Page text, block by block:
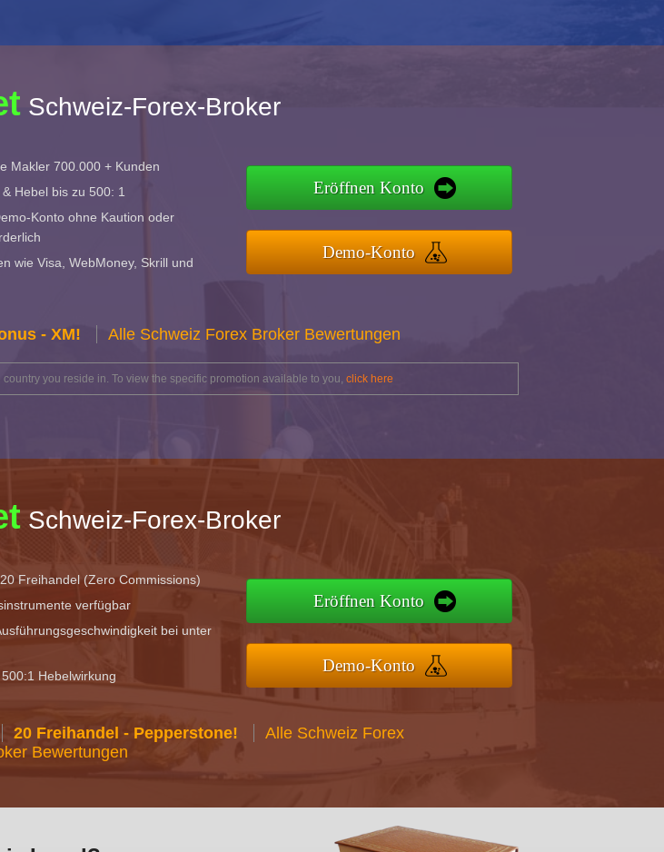
Schweiz-Forex-Broker
Makler 700.000 + Kunden
Hebel bis zu 500: 1
Konto ohne Kaution oder
wie Visa, WebMoney, Skrill und
Eröffnen Konto
Demo-Konto
- XM! Alle Schweiz Forex Broker Bewertungen
you reside in. To view the specific promotion available to you, click here
Schweiz-Forex-Broker
Freihandel (Zero Commissions)
verfügbar
bei unter
Hebelwirkung
Eröffnen Konto
Demo-Konto
20 Freihandel - Pepperstone!
Alle Schweiz Forex
Bewertungen